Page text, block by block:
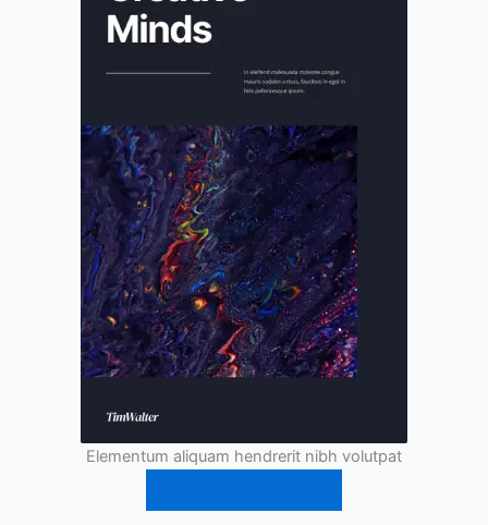
Elementum aliquam hendrerit nibh volutpat